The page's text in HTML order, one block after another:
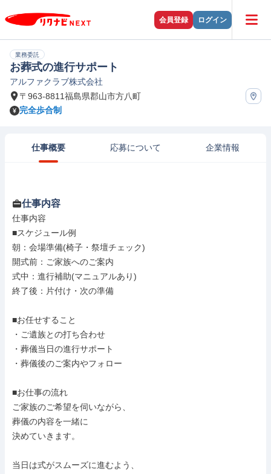
会員登録 ログイン
業務委託
お葬式の進行サポート
アルファクラブ株式会社
〒963-8811福島県郡山市方八町
完全歩合制
仕事概要 応募について 企業情報
仕事内容
仕事内容
■スケジュール例
朝：会場準備(椅子・祭壇チェック)
開式前：ご家族へのご案内
式中：進行補助(マニュアルあり)
終了後：片付け・次の準備
■お任せすること
・ご遺族との打ち合わせ
・葬儀当日の進行サポート
・葬儀後のご案内やフォロー
■お仕事の流れ
ご家族のご希望を伺いながら、
葬儀の内容を一緒に
決めていきます。
当日は式がスムーズに進むよう、